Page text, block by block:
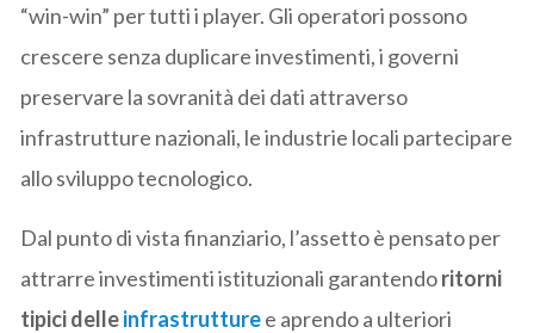
“win-win” per tutti i player. Gli operatori possono
crescere senza duplicare investimenti, i governi
preservare la sovranità dei dati attraverso
infrastrutture nazionali, le industrie locali partecipare
allo sviluppo tecnologico.
Dal punto di vista finanziario, l’assetto è pensato per
attrarre investimenti istituzionali garantendoritorni
tipici delleinfrastrutturee aprendo a ulteriori